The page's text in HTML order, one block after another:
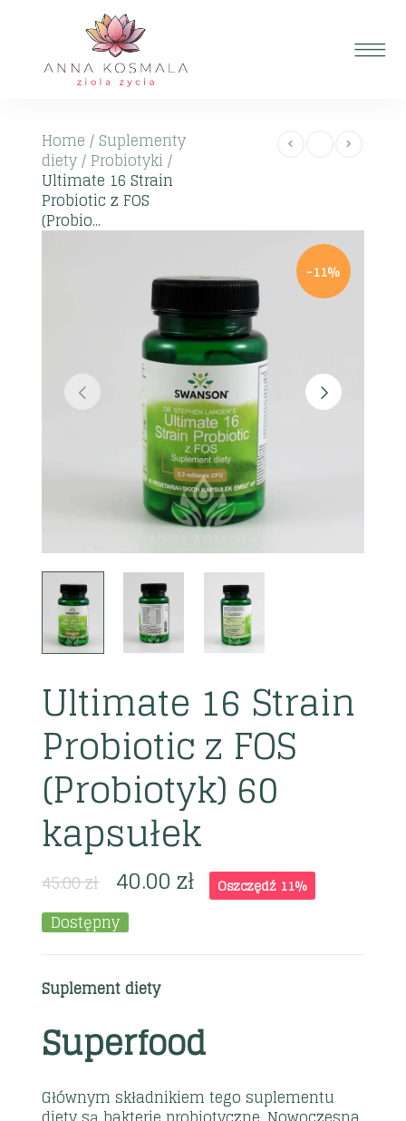
Home / Suplementy
diety/ Probiotyki /
Ultimate 16 Strain
Probiotic z FOS
(Probio...
-11%
Ultimate 16 Strain
Probiotic z FOS
(Probiotyk) 60
kapsułek
45.00zł 40.00zł Oszczędź 11%
Dostępny
Suplement diety
Superfood
Głównym składnikiem tego suplementu